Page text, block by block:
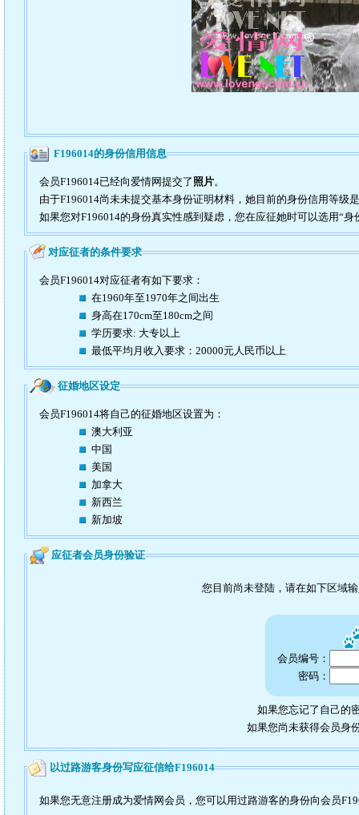
F196014的身份信用信息
会员F196014已经向爱情网提交了 照片。
由于F196014尚未未提交基本身份证明材料，她目前的身份信用等级
如果您对F196014的身份真实性感到疑虑，您在应征她时可以选用“身
对应征者的条件要求
会员F196014对应征者有如下要求：
在1960年至1970年之间出生
身高在170cm至180cm之间
学历要求: 大专以上
最低平均月收入要求：20000元人民币以上
征婚地区设定
会员F196014将自己的征婚地区设置为：
澳大利亚
中国
美国
加拿大
新西兰
新加坡
应征者会员身份验证
您目前尚未登陆，请在如下区域
会员编号：
密码：
如果您忘记了自己的
如果您尚未获得会员身
以过路游客身份写应征信给F196014
如果您无意注册成为爱情网会员，您可以用过路游客的身份向会员